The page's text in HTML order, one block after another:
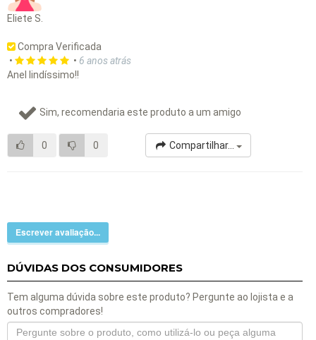
Eliete S.
Compra Verificada
•
• 6 anos atrás
Anel lindíssimo!!
Sim, recomendaria este produto a um amigo
0 0 Compartilhar...
Escrever avaliação...
DÚVIDAS DOS CONSUMIDORES
Tem alguma dúvida sobre este produto? Pergunte ao lojista e a
outros compradores!